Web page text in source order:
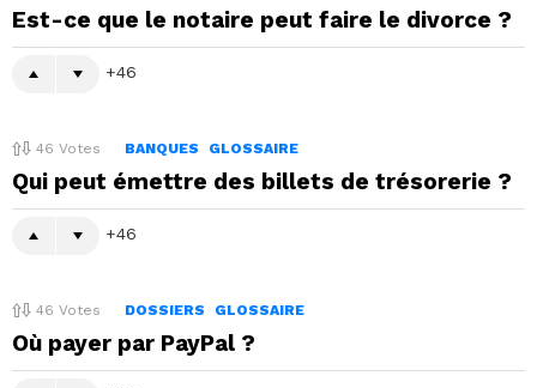
Est-ce que le notaire peut faire le divorce ?
46
46 Votes BANQUES GLOSSAIRE
Qui peut émettre des billets de trésorerie ?
46
46 Votes DOSSIERS GLOSSAIRE
Où payer par PayPal ?